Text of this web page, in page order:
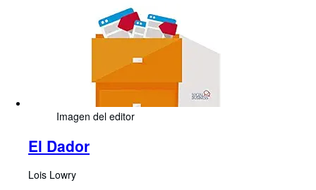
Imagen del editor
El Dador
Lois Lowry